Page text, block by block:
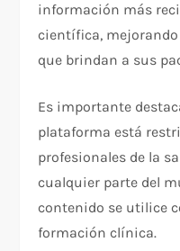
información más
científica,
que brindan a sus
Es importante
plataforma está
profesionales de la
cualquier parte del
contenido se utilice
formación clínica.